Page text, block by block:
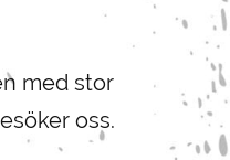
med stor
oss.